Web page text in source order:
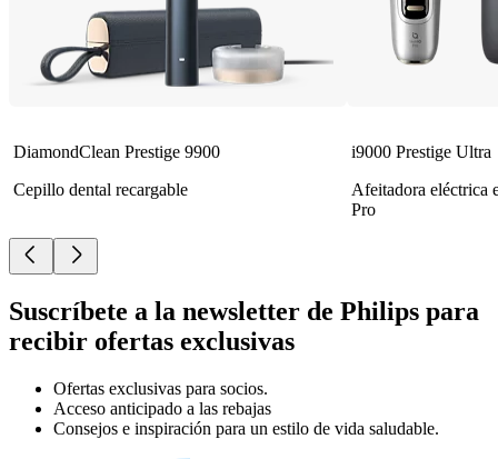
DiamondClean Prestige 9900
Cepillo dental recargable
i9000 Prestige Ultra
Afeitadora eléctrica
Pro
Suscríbete a la newsletter de Philips para
recibir ofertas exclusivas
Ofertas exclusivas para socios.
Acceso anticipado a las rebajas
Consejos e inspiración para un estilo de vida saludable.